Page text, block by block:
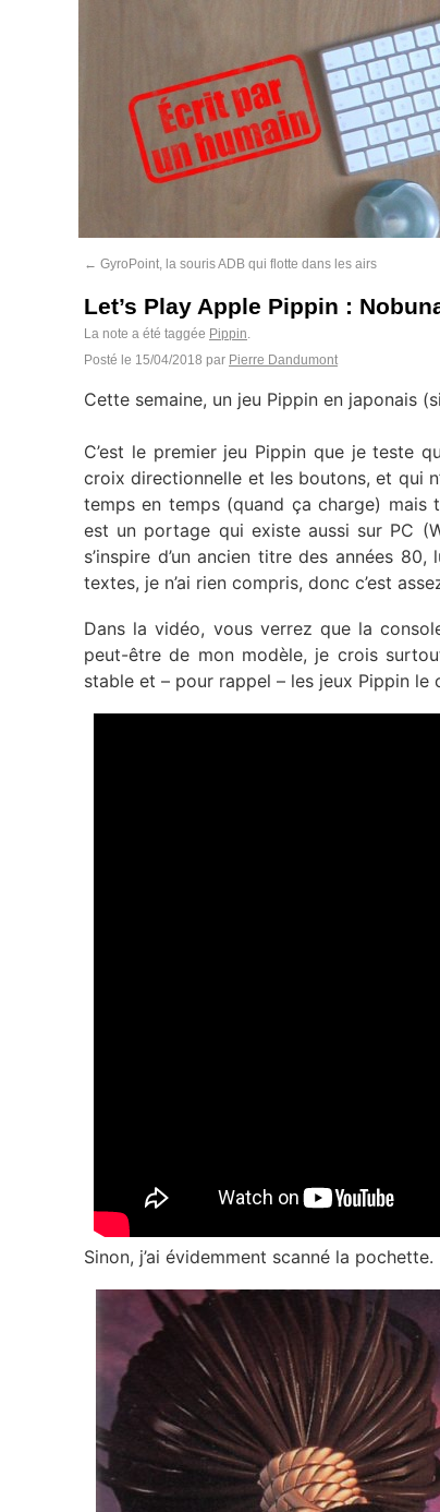
← GyroPoint, la souris ADB qui flotte dans les airs
Let’s Play Apple Pippin :
La note a été taggée Pippin.
Posté le 15/04/2018 par Pierre Dandumont
Cette semaine, un jeu Pippin en japonais
C’est le premier jeu Pippin que je teste
croix directionnelle et les boutons, et qui
temps en temps (quand ça charge) mais
est un portage qui existe aussi sur PC
s’inspire d’un ancien titre des années
textes, je n’ai rien compris, donc c’est
Dans la vidéo, vous verrez que la
peut-être de mon modèle, je crois
stable et – pour rappel – les jeux Pippin le
Sinon, j’ai évidemment scanné la pochette.